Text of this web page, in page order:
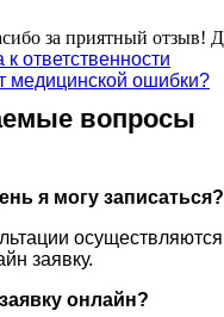
за приятный отзыв!
ответственности
медицинской ошибки?
вопросы
я могу записаться?
заявку.
онлайн?